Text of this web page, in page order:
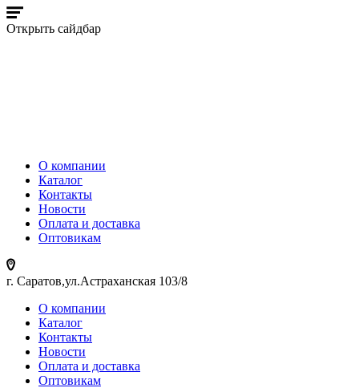
Открыть сайдбар
О компании
Каталог
Контакты
Новости
Оплата и доставка
Оптовикам
г. Саратов,ул.Астраханская 103/8
О компании
Каталог
Контакты
Новости
Оплата и доставка
Оптовикам